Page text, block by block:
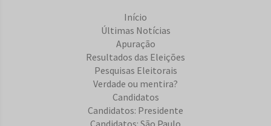
Início
Últimas Notícias
Apuração
Resultados das Eleições
Pesquisas Eleitorais
Verdade ou mentira?
Candidatos
Candidatos: Presidente